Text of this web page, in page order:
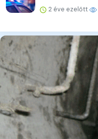
2 éve ezelőtt